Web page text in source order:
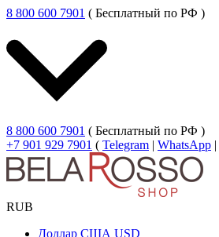
8 800 600 7901 ( Бесплатный по РФ )
8 800 600 7901 ( Бесплатный по РФ )
+7 901 929 7901 ( Telegram | WhatsApp |
RUB
Доллар США USD